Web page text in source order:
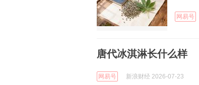
网易号
唐代冰淇淋长什么样
网易号 新浪财经 2026-07-23